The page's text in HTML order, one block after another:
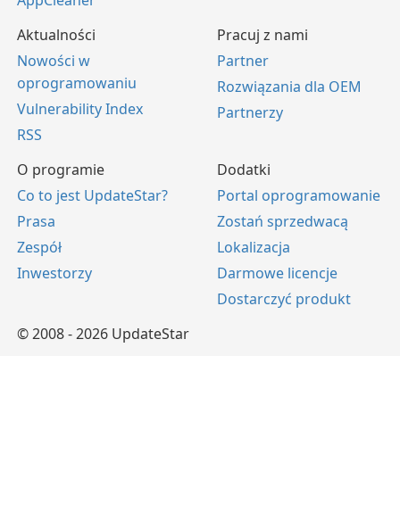
Aktualności
Nowości w
oprogramowaniu
Vulnerability Index
RSS
Pracuj z nami
Partner
Rozwiązania dla OEM
Partnerzy
O programie
Co to jest UpdateStar?
Prasa
Zespół
Inwestorzy
Dodatki
Portal oprogramowanie
Zostań sprzedwacą
Lokalizacja
Darmowe licencje
Dostarczyć produkt
© 2008 - 2026 UpdateStar